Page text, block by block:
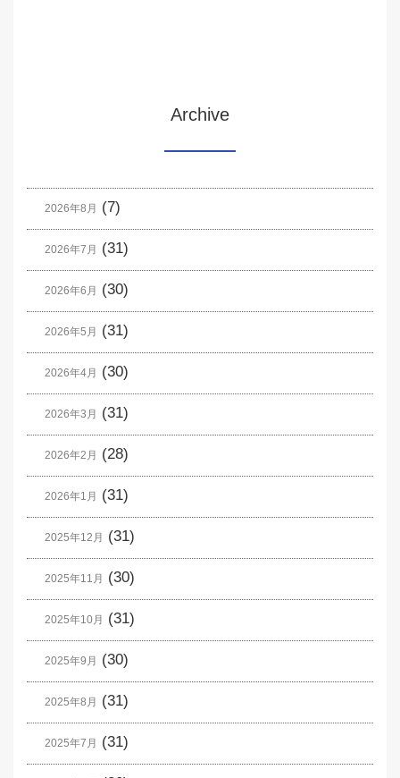
Archive
2026年8月 (7)
2026年7月 (31)
2026年6月 (30)
2026年5月 (31)
2026年4月 (30)
2026年3月 (31)
2026年2月 (28)
2026年1月 (31)
2025年12月 (31)
2025年11月 (30)
2025年10月 (31)
2025年9月 (30)
2025年8月 (31)
2025年7月 (31)